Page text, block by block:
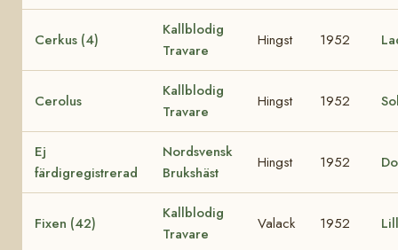
Cerkus (4)
Kallblodig
Travare
Hingst 1952
Cerolus
Kallblodig
Travare
Hingst 1952
Ej
färdigregistrerad
Nordsvensk
Brukshäst
Hingst 1952
Fixen (42)
Kallblodig
Travare
Valack 1952